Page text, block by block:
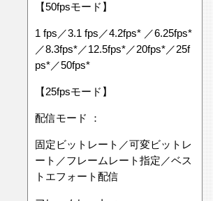
【50fpsモード】
1 fps／3.1 fps／4.2fps* ／6.25fps*
／8.3fps*／12.5fps*／20fps*／25f
ps*／50fps*
【25fpsモード】
配信モード ：
固定ビットレート／可変ビットレ
ート／フレームレート指定／ベス
トエフォート配信